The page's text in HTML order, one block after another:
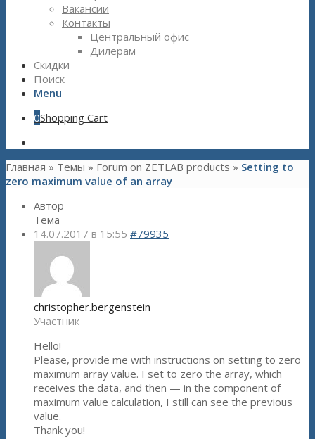
Вакансии
Контакты
Центральный офис
Дилерам
Скидки
Поиск
Menu
0Shopping Cart
Главная » Темы » Forum on ZETLAB products » Setting to
zero maximum value of an array
Автор
Тема
14.07.2017 в 15:55 #79935
christopher.bergenstein
Участник
Hello!
Please, provide me with instructions on setting to zero
maximum array value. I set to zero the array, which
receives the data, and then — in the component of
maximum value calculation, I still can see the previous
value.
Thank you!